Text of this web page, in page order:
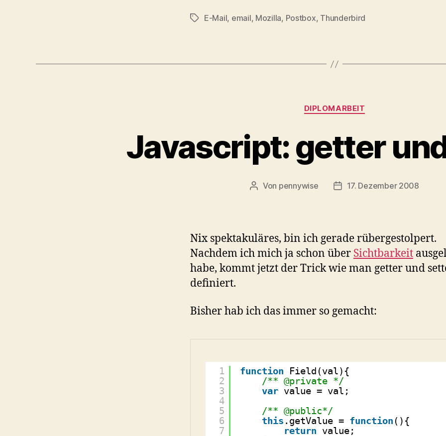
Schlagwörter
E-Mail, email, Mozilla, Postbox, Thunderbird
Kategorien
DIPLOMARBEIT
Javascript: getter
Beitragsautor
Von pennywise Veröffentlichungsdatum
17. Dezember 2008
Nix spektakuläres, bin ich gerade rübergestolpert.
Nachdem ich mich ja schon über Sichtbarkeit
habe, kommt jetzt der Trick wie man getter und
definiert.
Bisher hab ich das immer so gemacht:
1
2
3
4
5
6
7
function
Field(val){
/** @private */
var value = val;
/** @public*/
this .getValue = function (){
return value;